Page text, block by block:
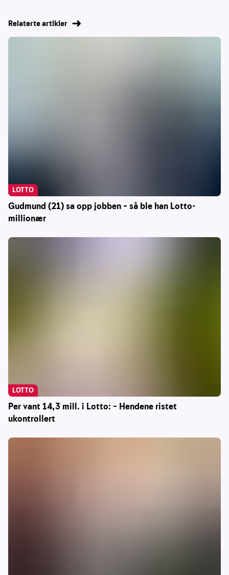
Relaterte artikler
Gudmund (21) sa opp jobben – så ble han Lotto-
millionær
LOTTO
Per vant 14,3 mill. i Lotto: – Hendene ristet
ukontrollert
LOTTO